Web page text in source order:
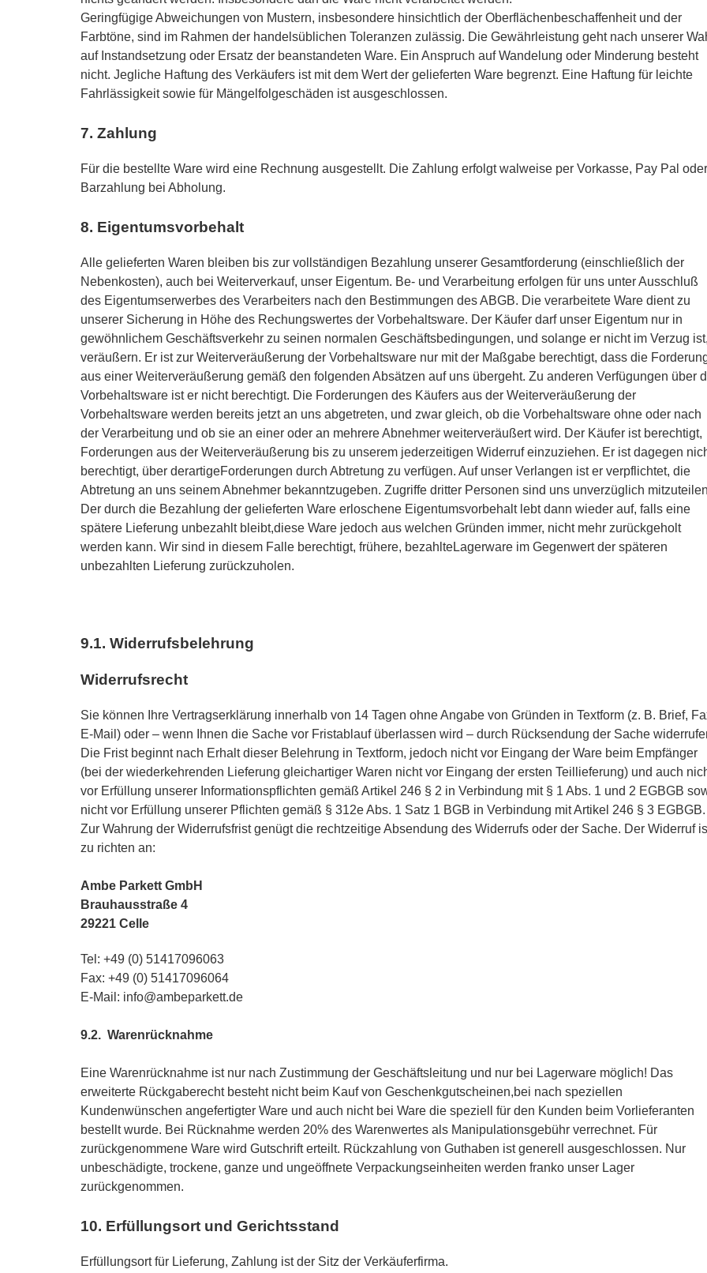
Geringfügige Abweichungen von Mustern, insbesondere hinsichtlich der Oberflächenbeschaffenheit und der
Farbtöne, sind im Rahmen der handelsüblichen Toleranzen zulässig. Die Gewährleistung geht nach unserer
auf Instandsetzung oder Ersatz der beanstandeten Ware. Ein Anspruch auf Wandelung oder Minderung besteht
nicht. Jegliche Haftung des Verkäufers ist mit dem Wert der gelieferten Ware begrenzt. Eine Haftung für leichte
Fahrlässigkeit sowie für Mängelfolgeschäden ist ausgeschlossen.
7. Zahlung
Für die bestellte Ware wird eine Rechnung ausgestellt. Die Zahlung erfolgt walweise per Vorkasse, Pay Pal oder
Barzahlung bei Abholung.
8. Eigentumsvorbehalt
Alle gelieferten Waren bleiben bis zur vollständigen Bezahlung unserer Gesamtforderung (einschließlich der
Nebenkosten), auch bei Weiterverkauf, unser Eigentum. Be- und Verarbeitung erfolgen für uns unter Ausschluß
des Eigentumserwerbes des Verarbeiters nach den Bestimmungen des ABGB. Die verarbeitete Ware dient zu
unserer Sicherung in Höhe des Rechungswertes der Vorbehaltsware. Der Käufer darf unser Eigentum nur in
gewöhnlichem Geschäftsverkehr zu seinen normalen Geschäftsbedingungen, und solange er nicht im Verzug ist,
veräußern. Er ist zur Weiterveräußerung der Vorbehaltsware nur mit der Maßgabe berechtigt, dass die
aus einer Weiterveräußerung gemäß den folgenden Absätzen auf uns übergeht. Zu anderen Verfügungen über
Vorbehaltsware ist er nicht berechtigt. Die Forderungen des Käufers aus der Weiterveräußerung der
Vorbehaltsware werden bereits jetzt an uns abgetreten, und zwar gleich, ob die Vorbehaltsware ohne oder nach
der Verarbeitung und ob sie an einer oder an mehrere Abnehmer weiterveräußert wird. Der Käufer ist berechtigt,
Forderungen aus der Weiterveräußerung bis zu unserem jederzeitigen Widerruf einzuziehen. Er ist dagegen
berechtigt, über derartigeForderungen durch Abtretung zu verfügen. Auf unser Verlangen ist er verpflichtet, die
Abtretung an uns seinem Abnehmer bekanntzugeben. Zugriffe dritter Personen sind uns unverzüglich
Der durch die Bezahlung der gelieferten Ware erloschene Eigentumsvorbehalt lebt dann wieder auf, falls eine
spätere Lieferung unbezahlt bleibt,diese Ware jedoch aus welchen Gründen immer, nicht mehr zurückgeholt
werden kann. Wir sind in diesem Falle berechtigt, frühere, bezahlteLagerware im Gegenwert der späteren
unbezahlten Lieferung zurückzuholen.
9.1. Widerrufsbelehrung
Widerrufsrecht
Sie können Ihre Vertragserklärung innerhalb von 14 Tagen ohne Angabe von Gründen in Textform (z. B. Brief,
E-Mail) oder – wenn Ihnen die Sache vor Fristablauf überlassen wird – durch Rücksendung der Sache
Die Frist beginnt nach Erhalt dieser Belehrung in Textform, jedoch nicht vor Eingang der Ware beim Empfänger
(bei der wiederkehrenden Lieferung gleichartiger Waren nicht vor Eingang der ersten Teillieferung) und auch
vor Erfüllung unserer Informationspflichten gemäß Artikel 246 § 2 in Verbindung mit § 1 Abs. 1 und 2 EGBGB
nicht vor Erfüllung unserer Pflichten gemäß § 312e Abs. 1 Satz 1 BGB in Verbindung mit Artikel 246 § 3 EGBGB.
Zur Wahrung der Widerrufsfrist genügt die rechtzeitige Absendung des Widerrufs oder der Sache. Der Widerruf
zu richten an:
Ambe Parkett GmbH
Brauhausstraße 4
29221 Celle
Tel: +49 (0) 51417096063
Fax: +49 (0) 51417096064
E-Mail: info@ambeparkett.de
9.2. Warenrücknahme
Eine Warenrücknahme ist nur nach Zustimmung der Geschäftsleitung und nur bei Lagerware möglich! Das
erweiterte Rückgaberecht besteht nicht beim Kauf von Geschenkgutscheinen,bei nach speziellen
Kundenwünschen angefertigter Ware und auch nicht bei Ware die speziell für den Kunden beim Vorlieferanten
bestellt wurde. Bei Rücknahme werden 20% des Warenwertes als Manipulationsgebühr verrechnet. Für
zurückgenommene Ware wird Gutschrift erteilt. Rückzahlung von Guthaben ist generell ausgeschlossen. Nur
unbeschädigte, trockene, ganze und ungeöffnete Verpackungseinheiten werden franko unser Lager
zurückgenommen.
10. Erfüllungsort und Gerichtsstand
Erfüllungsort für Lieferung, Zahlung ist der Sitz der Verkäuferfirma.